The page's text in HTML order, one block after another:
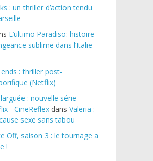
: un thriller d’action tendu
L’ultimo Paradiso: histoire
sublime dans l’Italie
: thriller post-
(Netflix)
: nouvelle série
- CineReflex dans Valeria :
sexe sans tabou
Off, saison 3 : le tournage a
!